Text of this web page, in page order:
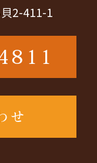
2-411-1
せ